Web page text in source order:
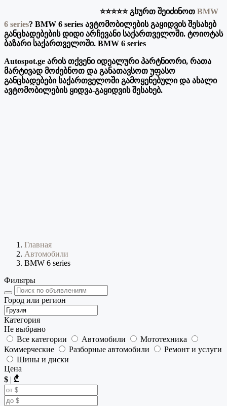
⭐️⭐️⭐️⭐️⭐️ გსურთ შეიძინოთ BMW
6 series? BMW 6 series ავტომობილების გაყიდვის შესახებ
განცხადებების დიდი არჩევანი საქართველოში. ტოიოტას
ბაზარი საქართველოში. BMW 6 series
Autospot.ge არის თქვენი იდეალური პარტნიორი, რათა
მარტივად მოძებნოთ და განათავსოთ უფასო
განცხადებები საქართველოში გამოყენებული და ახალი
ავტომობილების ყიდვა-გაყიდვის შესახებ.
Главная
Автомобили
BMW 6 series
Фильтры
Город или регион
Категория
Не выбрано
Все категории
Автомобили
Мототехника
Коммерческие
Разборные автомобили
Ремонт и услуги
Шины и диски
Цена
$ | ₾